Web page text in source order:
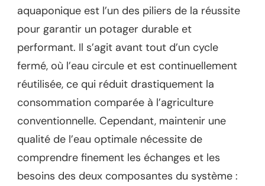
aquaponique est l’un des piliers de la réussite
pour garantir un potager durable et
performant. Il s’agit avant tout d’un cycle
fermé, où l’eau circule et est continuellement
réutilisée, ce qui réduit drastiquement la
consommation comparée à l’agriculture
conventionnelle. Cependant, maintenir une
qualité de l’eau optimale nécessite de
comprendre finement les échanges et les
besoins des deux composantes du système :